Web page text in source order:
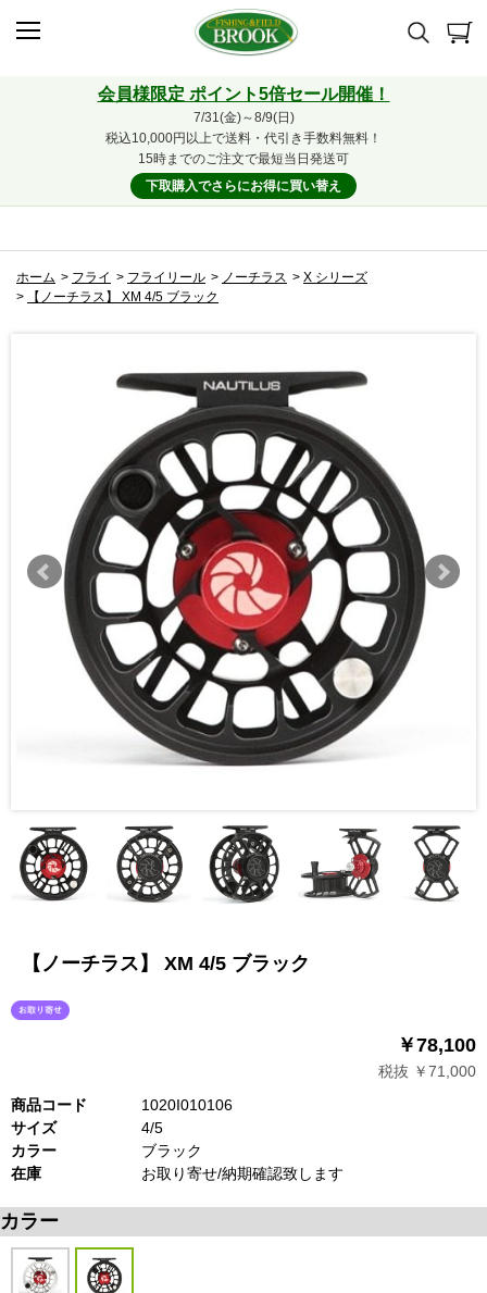
会員様限定 ポイント5倍セール開催！
7/31(金)～8/9(日)
税込10,000円以上で送料・代引き手数料無料！
15時までのご注文で最短当日発送可
下取購入でさらにお得に買い替え
ホーム > フライ > フライリール > ノーチラス > X シリーズ
>
【ノーチラス】 XM 4/5 ブラック
【ノーチラス】 XM 4/5 ブラック
￥78,100
税抜 ￥71,000
商品コード
1020I010106
サイズ
4/5
カラー
ブラック
在庫
お取り寄せ/納期確認致します
カラー